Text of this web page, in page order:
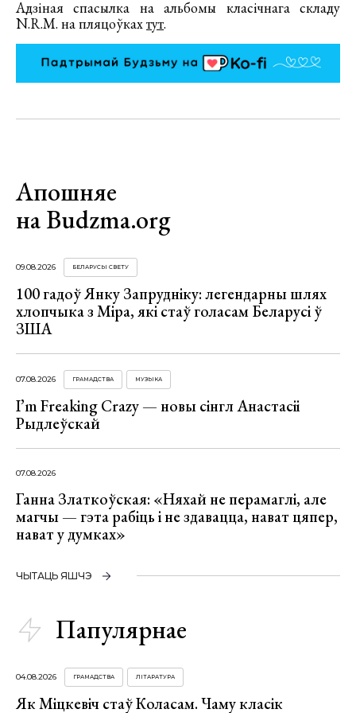
Адзіная спасылка на альбомы класічнага складу
N.R.M. на пляцоўкахтут.
Апошняе
на Budzma.org
09.08.2026 БЕЛАРУСЫ СВЕТУ
100 гадоў Янку Запрудніку: легендарны шлях
хлопчыка з Міра, які стаў голасам Беларусі ў
ЗША
07.08.2026 ГРАМАДСТВА МУЗЫКА
I’m Freaking Crazy — новы сінгл Анастасіі
Рыдлеўскай
07.08.2026
Ганна Златкоўская: «Няхай не перамаглі, але
магчы — гэта рабіць і не здавацца, нават цяпер,
нават у думках»
ЧЫТАЦЬ ЯШЧЭ
Папулярнае
04.08.2026 ГРАМАДСТВА ЛІТАРАТУРА
Як Міцкевіч стаў Коласам. Чаму класік